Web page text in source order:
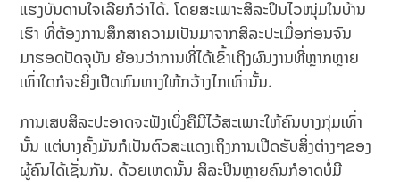
ແຮງບັນດານໃຈເລີຍກໍວ່າໄດ້. ໂດຍສະເພາະສິລະປິນໄວໜຸ່ມໃນບ້ານ
ເຮົາ ທີ່ຕ້ອງການສຶກສາຄວາມເປັນມາຈາກສິລະປະເມື່ອກ່ອນຈົນ
ມາຮອດປັດຈຸບັນ ຍ້ອນວ່າການທີ່ໄດ້ເຂົ້າເຖິງຜົນງານທີ່ຫຼາກຫຼາຍ
ເທົ່າໃດກໍຈະຍິ່ງເປີດຫົນທາງໃຫ້ກວ້າງໄກເທົ່ານັ້ນ.
ການເສບສິລະປະອາດຈະຟັງເບິ່ງຄືມີໄວ້ສະເພາະໃຫ້ຄົນບາງກຸ່ມເທົ່າ
ນັ້ນ ແຕ່ບາງຄັ້ງມັນກໍເປັນຕົວສະແດງເຖິງການເປີດຮັບສິ່ງຕ່າງໆຂອງ
ຜູ້ຄົນໄດ້ເຊັ່ນກັນ. ດ້ວຍເຫດນັ້ນ ສິລະປິນຫຼາຍຄົນກໍອາດບໍ່ມີ